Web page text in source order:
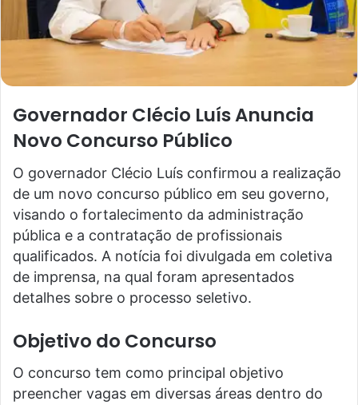
Governador Clécio Luís Anuncia
Novo Concurso Público
O governador Clécio Luís confirmou a realização
de um novo concurso público em seu governo,
visando o fortalecimento da administração
pública e a contratação de profissionais
qualificados. A notícia foi divulgada em coletiva
de imprensa, na qual foram apresentados
detalhes sobre o processo seletivo.
Objetivo do Concurso
O concurso tem como principal objetivo
preencher vagas em diversas áreas dentro do